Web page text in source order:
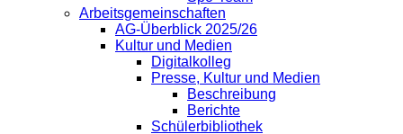
Arbeitsgemeinschaften
AG-Überblick 2025/26
Kultur und Medien
Digitalkolleg
Presse, Kultur und Medien
Beschreibung
Berichte
Schülerbibliothek